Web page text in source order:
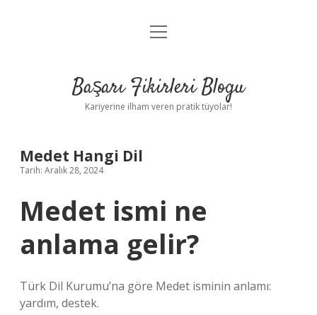
Anasayfa
Yasal Uyarı
menüyü
Başarı Fikirleri Blogu
Kariyerine ilham veren pratik tüyolar!
Medet Hangi Dil
Tarih: Aralık 28, 2024
Medet ismi ne
anlama gelir?
Türk Dil Kurumu’na göre Medet isminin anlamı:
yardım, destek.